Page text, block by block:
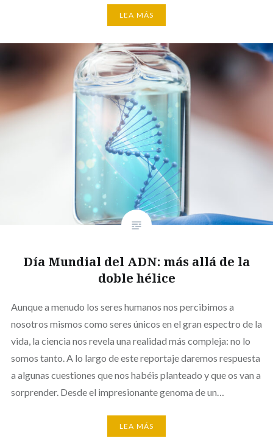
LEA MÁS
Día Mundial del ADN: más allá de la
doble hélice
Aunque a menudo los seres humanos nos percibimos a
nosotros mismos como seres únicos en el gran espectro de la
vida, la ciencia nos revela una realidad más compleja: no lo
somos tanto. A lo largo de este reportaje daremos respuesta
a algunas cuestiones que nos habéis planteado y que os van a
sorprender. Desde el impresionante genoma de un…
LEA MÁS